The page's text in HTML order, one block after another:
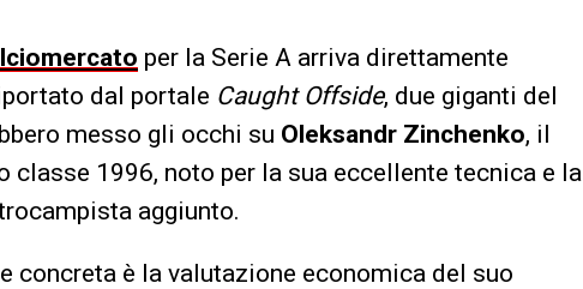
per la Serie A arriva direttamente
dal portale Caught Offside, due giganti del
messo gli occhi su Oleksandr Zinchenko, il
1996, noto per la sua eccellente tecnica e la
aggiunto.
concreta è la valutazione economica del suo